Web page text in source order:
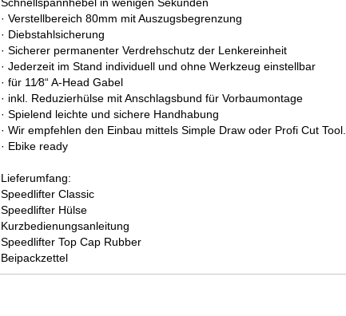
Schnellspannhebel in wenigen Sekunden
· Verstellbereich 80mm mit Auszugsbegrenzung
· Diebstahlsicherung
· Sicherer permanenter Verdrehschutz der Lenkereinheit
· Jederzeit im Stand individuell und ohne Werkzeug einstellbar
· für 11∕8“ A-Head Gabel
· inkl. Reduzierhülse mit Anschlagsbund für Vorbaumontage
· Spielend leichte und sichere Handhabung
· Wir empfehlen den Einbau mittels Simple Draw oder Profi Cut Tool.
· Ebike ready
Lieferumfang:
Speedlifter Classic
Speedlifter Hülse
Kurzbedienungsanleitung
Speedlifter Top Cap Rubber
Beipackzettel